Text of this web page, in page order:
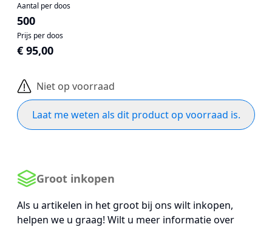
Aantal per doos
500
Prijs per doos
€ 95,00
Niet op voorraad
Laat me weten als dit product op voorraad is.
Groot inkopen
Als u artikelen in het groot bij ons wilt inkopen,
helpen we u graag! Wilt u meer informatie over